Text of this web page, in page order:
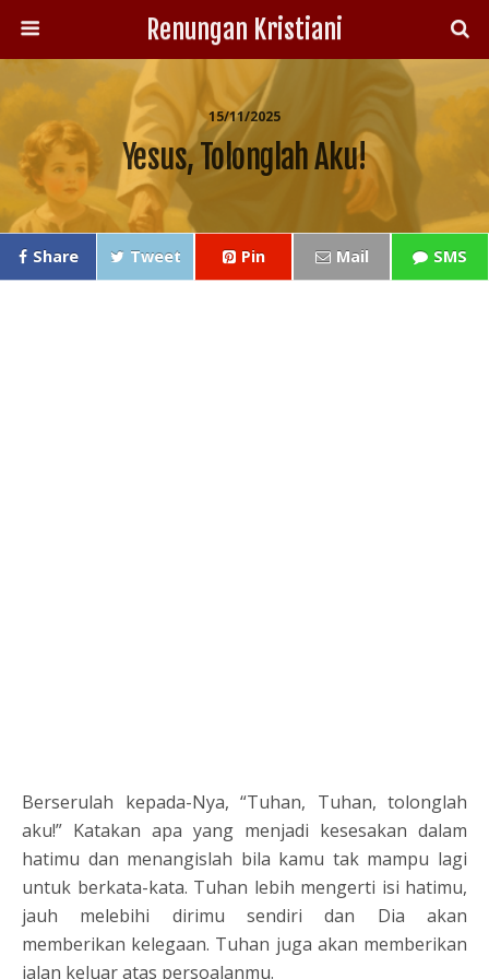
Renungan Kristiani
15/11/2025
Yesus, Tolonglah Aku!
Share Tweet Pin Mail SMS
Berserulah kepada-Nya, “Tuhan, Tuhan, tolonglah
aku!” Katakan apa yang menjadi kesesakan dalam
hatimu dan menangislah bila kamu tak mampu lagi
untuk berkata-kata. Tuhan lebih mengerti isi hatimu,
jauh melebihi dirimu sendiri dan Dia akan
memberikan kelegaan. Tuhan juga akan memberikan
jalan keluar atas persoalanmu.